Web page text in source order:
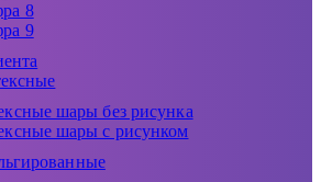
8
9
шары без рисунка
шары с рисунком